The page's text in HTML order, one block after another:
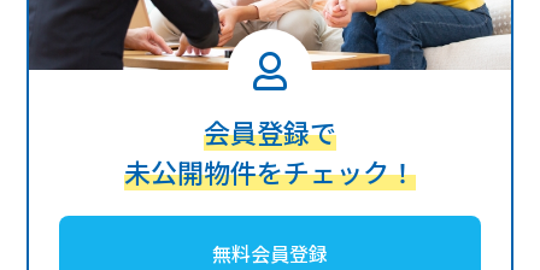
会員登録で
未公開物件をチェック！
無料会員登録